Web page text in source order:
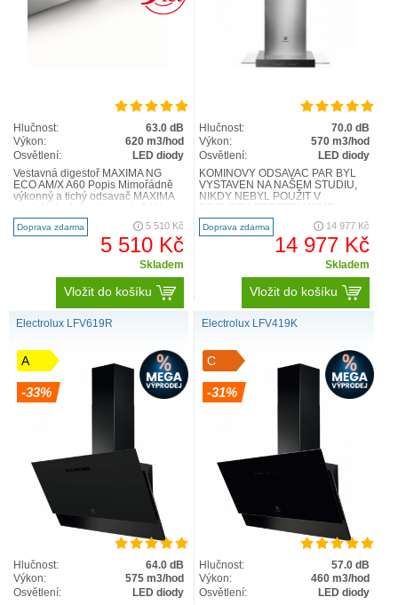
Hlučnost:
63.0 dB
Výkon:
620 m3/hod
Osvětlení:
LED diody
Vestavná digestoř MAXIMA NG
ECO AM/X A60 Popis Mimořádně
výkonný a tichý odsavač MAXIMA
kdo chce diskrétní, al..
Doprava zdarma 5 510 Kč
5 510 Kč
Skladem
Vložit do košíku
Hlučnost:
70.0 dB
Výkon:
570 m3/hod
Osvětlení:
LED diody
KOMÍNOVÝ ODSAVAČ PAR BYL
VYSTAVEN NA NAŠEM STUDIU,
NIKDY NEBYL POUŽIT V
OSOBNÍ ODBĚR Komínový
odsavač par Electrolux EFV603..
Doprava zdarma 14 977 Kč
14 977 Kč
Skladem
Vložit do košíku
Electrolux LFV619R
A
-33%
Hlučnost:
64.0 dB
Výkon:
575 m3/hod
Osvětlení:
LED diody
Electrolux LFV419K
C
-31%
Hlučnost:
57.0 dB
Výkon:
460 m3/hod
Osvětlení:
LED diody